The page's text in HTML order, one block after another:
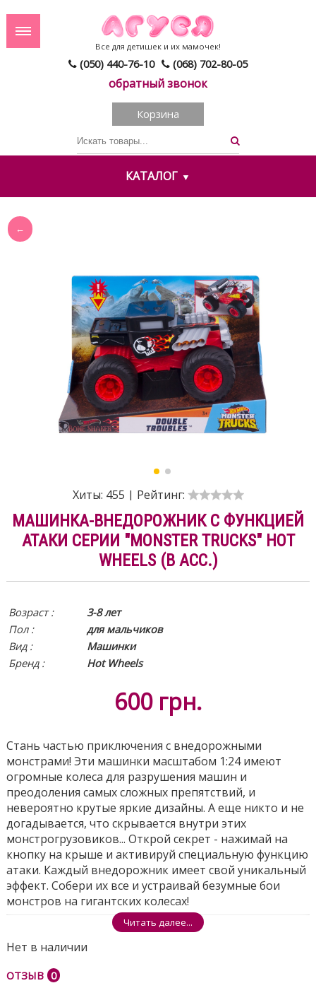
(050) 440-76-10 (068) 702-80-05
обратный звонок
Все для детишек и их мамочек!
Корзина
КАТАЛОГ
Хиты: 455 | Рейтинг:
МАШИНКА-ВНЕДОРОЖНИК С ФУНКЦИЕЙ
АТАКИ СЕРИИ "MONSTER TRUCKS" HOT
WHEELS (В АСС.)
Возраст :
3-8 лет
Пол :
для мальчиков
Вид :
Машинки
Бренд :
Hot Wheels
600 грн.
Стань частью приключения с внедорожными
монстрами! Эти машинки масштабом 1:24 имеют
огромные колеса для разрушения машин и
преодоления самых сложных препятствий, и
невероятно крутые яркие дизайны. А еще никто и не
догадывается, что скрывается внутри этих
монстрогрузовиков... Открой секрет - нажимай на
кнопку на крыше и активируй специальную функцию
атаки. Каждый внедорожник имеет свой уникальный
эффект. Собери их все и устраивай безумные бои
монстров на гигантских колесах!
Читать далее...
Нет в наличии
ОТЗЫВ 0